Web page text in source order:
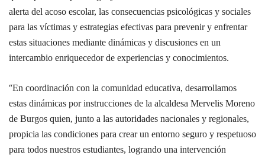
alerta del acoso escolar, las consecuencias psicológicas y sociales
para las víctimas y estrategias efectivas para prevenir y enfrentar
estas situaciones mediante dinámicas y discusiones en un
intercambio enriquecedor de experiencias y conocimientos.
“En coordinación con la comunidad educativa, desarrollamos
estas dinámicas por instrucciones de la alcaldesa Mervelis Moreno
de Burgos quien, junto a las autoridades nacionales y regionales,
propicia las condiciones para crear un entorno seguro y respetuoso
para todos nuestros estudiantes, logrando una intervención